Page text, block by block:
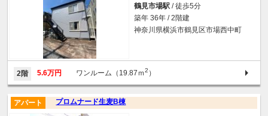
鶴見市場駅 / 徒歩5分
築年 36年 / 2階建
神奈川県横浜市鶴見区市場西中町
2階 5.6万円 ワンルーム（19.87ｍ2 ）
プロムナード生麦B棟
アパート